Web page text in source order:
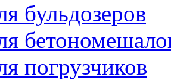
бульдозеров
погрузчиков